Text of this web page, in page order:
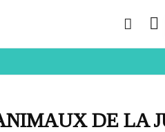
DE LA